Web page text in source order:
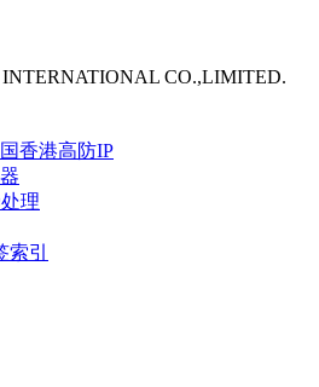
CO.,LIMITED.
香港高防IP
理
索引